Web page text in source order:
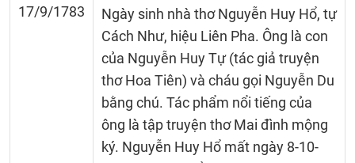
17/9/1783
Ngày sinh nhà thơ Nguyễn Huy Hổ, tự
Cách Như, hiệu Liên Pha. Ông là con
của Nguyễn Huy Tự (tác giả truyện
thơ Hoa Tiên) và cháu gọi Nguyễn Du
bằng chú. Tác phẩm nổi tiếng của
ông là tập truyện thơ Mai đình mộng
ký. Nguyễn Huy Hổ mất ngày 8-10-